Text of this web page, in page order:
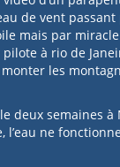
de vent
mais par
à rio de
les
deux semaines à
ne